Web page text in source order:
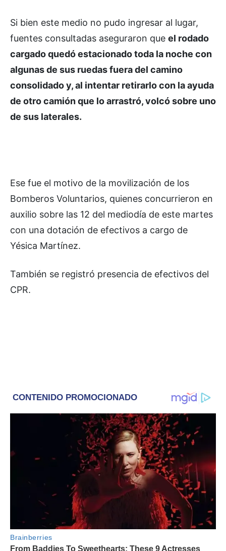
Si bien este medio no pudo ingresar al lugar,
fuentes consultadas aseguraron que el rodado
cargado quedó estacionado toda la noche con
algunas de sus ruedas fuera del camino
consolidado y, al intentar retirarlo con la ayuda
de otro camión que lo arrastró, volcó sobre uno
de sus laterales.
Ese fue el motivo de la movilización de los
Bomberos Voluntarios, quienes concurrieron en
auxilio sobre las 12 del mediodía de este martes
con una dotación de efectivos a cargo de
Yésica Martínez.
También se registró presencia de efectivos del
CPR.